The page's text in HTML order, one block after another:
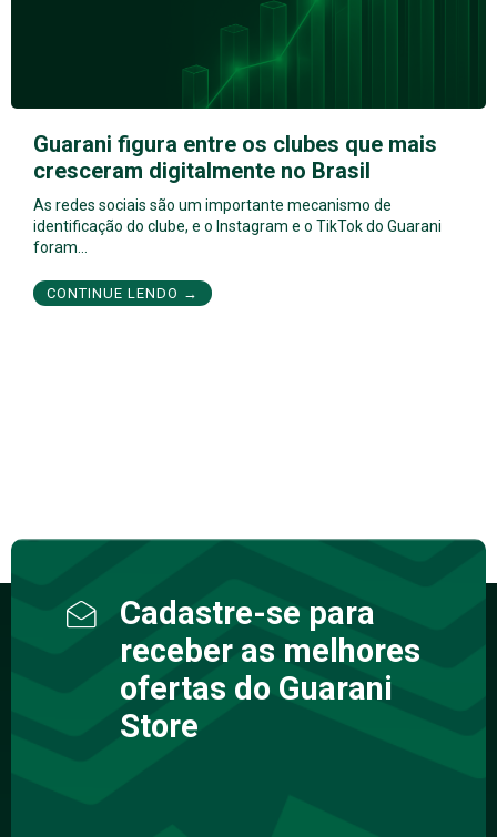
Guarani figura entre os clubes que mais
cresceram digitalmente no Brasil
As redes sociais são um importante mecanismo de
identificação do clube, e o Instagram e o TikTok do Guarani
foram…
CONTINUE LENDO →
Cadastre-se para
receber as melhores
ofertas do Guarani
Store